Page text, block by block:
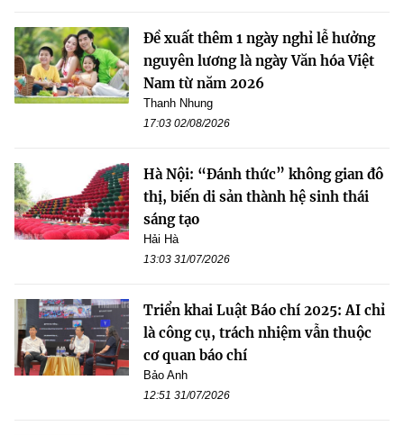
Đề xuất thêm 1 ngày nghỉ lễ hưởng
nguyên lương là ngày Văn hóa Việt
Nam từ năm 2026
Thanh Nhung
17:03 02/08/2026
Hà Nội: “Đánh thức” không gian đô
thị, biến di sản thành hệ sinh thái
sáng tạo
Hải Hà
13:03 31/07/2026
Triển khai Luật Báo chí 2025: AI chỉ
là công cụ, trách nhiệm vẫn thuộc
cơ quan báo chí
Bảo Anh
12:51 31/07/2026